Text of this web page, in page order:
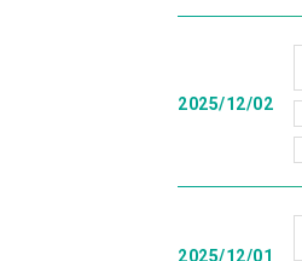
2025/12/02
2025/12/01